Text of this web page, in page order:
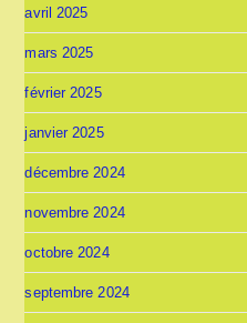
avril 2025
mars 2025
février 2025
janvier 2025
décembre 2024
novembre 2024
octobre 2024
septembre 2024